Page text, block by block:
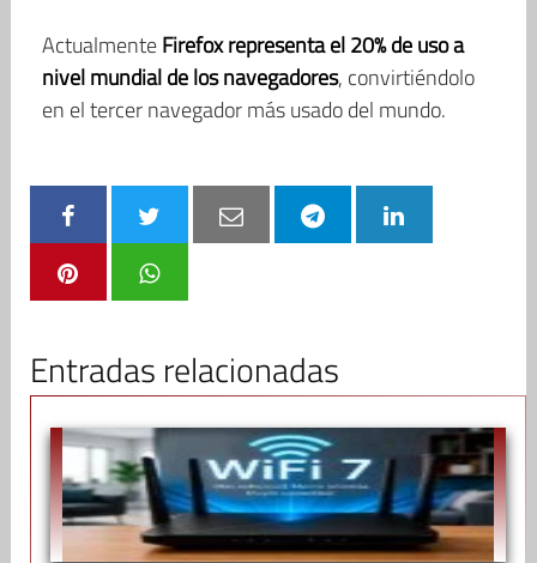
ActualmenteFirefox representa el 20% de uso a
nivel mundial de los navegadores, convirtiéndolo
en el tercer navegador más usado del mundo.
Entradas relacionadas